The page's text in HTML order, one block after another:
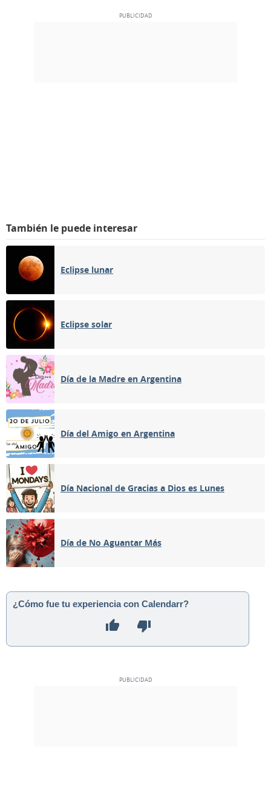
También le puede interesar
Eclipse lunar
Eclipse solar
Día de la Madre en Argentina
Día del Amigo en Argentina
Día Nacional de Gracias a Dios es Lunes
Día de No Aguantar Más
¿Cómo fue tu experiencia con Calendarr?